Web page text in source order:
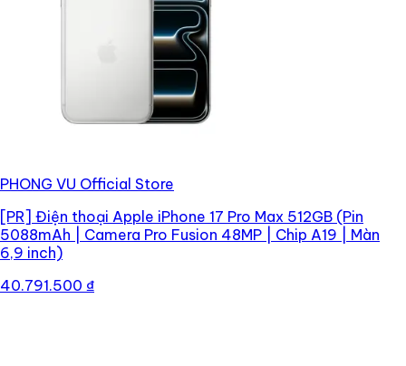
PHONG VU Official Store
[PR] Điện thoại Apple iPhone 17 Pro Max 512GB (Pin
5088mAh | Camera Pro Fusion 48MP | Chip A19 | Màn
6,9 inch)
40.791.500 ₫